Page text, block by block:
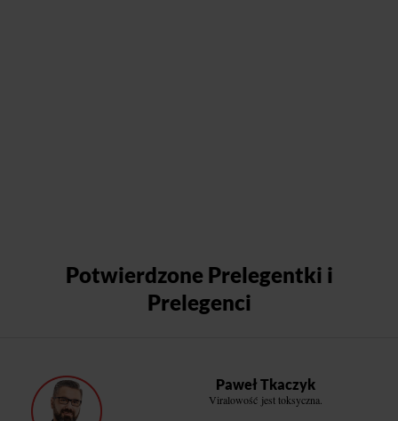
Potwierdzone Prelegentki i
Prelegenci
Paweł Tkaczyk
Viralowość jest toksyczna.